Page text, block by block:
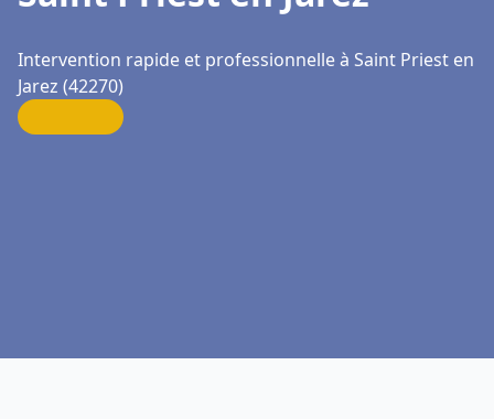
Intervention rapide et professionnelle à Saint Priest en
Jarez (42270)